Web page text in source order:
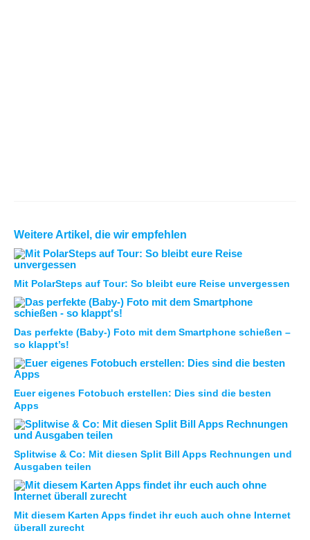
Weitere Artikel, die wir empfehlen
Mit PolarSteps auf Tour: So bleibt eure Reise unvergessen
Das perfekte (Baby-) Foto mit dem Smartphone schießen –
so klappt’s!
Euer eigenes Fotobuch erstellen: Dies sind die besten
Apps
Splitwise & Co: Mit diesen Split Bill Apps Rechnungen und
Ausgaben teilen
Mit diesem Karten Apps findet ihr euch auch ohne Internet
überall zurecht